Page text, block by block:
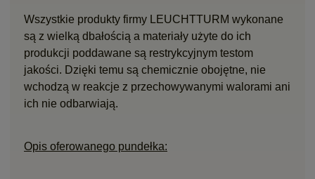
Wszystkie produkty firmy LEUCHTTURM wykonane
są z wielką dbałością a materiały użyte do ich
produkcji poddawane są restrykcyjnym testom
jakości. Dzięki temu są chemicznie obojętne, nie
wchodzą w reakcje z przechowywanymi walorami ani
ich nie odbarwiają.
Opis oferowanego pundełka: